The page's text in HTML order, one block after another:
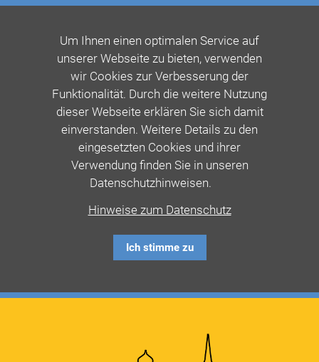
Um Ihnen einen optimalen Service auf
unserer Webseite zu bieten, verwenden
wir Cookies zur Verbesserung der
Funktionalität. Durch die weitere Nutzung
dieser Webseite erklären Sie sich damit
einverstanden. Weitere Details zu den
eingesetzten Cookies und ihrer
Verwendung finden Sie in unseren
Datenschutzhinweisen.
Hinweise zum Datenschutz
Ich stimme zu